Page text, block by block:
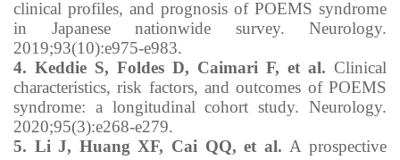
clinical profiles, and prognosis of POEMS syndrome
in Japanese nationwide survey. Neurology.
2019;93(10):e975-e983.
4. Keddie S, Foldes D, Caimari F, et al. Clinical
characteristics, risk factors, and outcomes of POEMS
syndrome: a longitudinal cohort study. Neurology.
2020;95(3):e268-e279.
5. Li J, Huang XF, Cai QQ, et al. A prospective